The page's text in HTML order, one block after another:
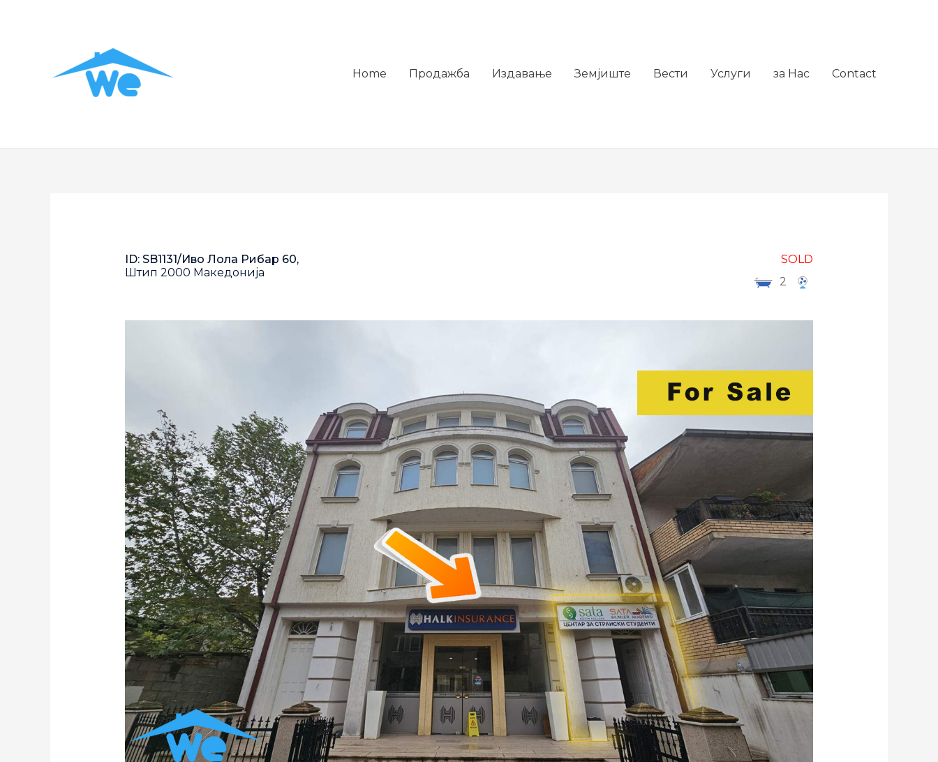
Home Продажба Издавање Земјиште Вести Услуги за Нас Contact
ID: SB1131/Иво Лола Рибар 60,
Штип 2000 Македонија
SOLD
2